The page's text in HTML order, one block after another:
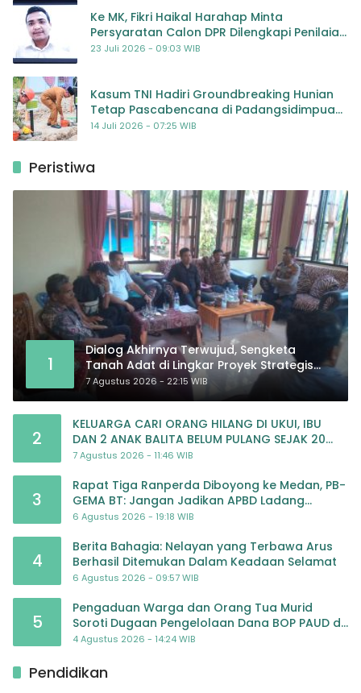
Ke MK, Fikri Haikal Harahap Minta
Persyaratan Calon DPR Dilengkapi Penilaian
Kompetensi
23 Juli 2026 - 09:03 WIB
Kasum TNI Hadiri Groundbreaking Hunian
Tetap Pascabencana di Padangsidimpuan,
Harapan Baru bagi Penyintas
14 Juli 2026 - 07:25 WIB
Peristiwa
1
Dialog Akhirnya Terwujud, Sengketa
Tanah Adat di Lingkar Proyek Strategis
Nasional Memasuki Babak Baru
7 Agustus 2026 - 22:15 WIB
2
KELUARGA CARI ORANG HILANG DI UKUI, IBU
DAN 2 ANAK BALITA BELUM PULANG SEJAK 20
JULI 2026
7 Agustus 2026 - 11:46 WIB
3
Rapat Tiga Ranperda Diboyong ke Medan, PB-
GEMA BT: Jangan Jadikan APBD Ladang
Pembiayaan yang Tak Perlu
6 Agustus 2026 - 19:18 WIB
4
Berita Bahagia: Nelayan yang Terbawa Arus
Berhasil Ditemukan Dalam Keadaan Selamat
6 Agustus 2026 - 09:57 WIB
5
Pengaduan Warga dan Orang Tua Murid
Soroti Dugaan Pengelolaan Dana BOP PAUD di
TK Al-Ikhlas Tapanuli Selatan
4 Agustus 2026 - 14:24 WIB
Pendidikan